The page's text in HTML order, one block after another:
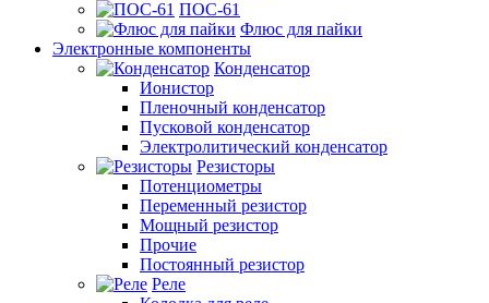
ПОС-61
Флюс для пайки
Электронные компоненты
Конденсатор
Ионистор
Пленочный конденсатор
Пусковой конденсатор
Электролитический конденсатор
Резисторы
Потенциометры
Переменный резистор
Мощный резистор
Прочие
Постоянный резистор
Реле